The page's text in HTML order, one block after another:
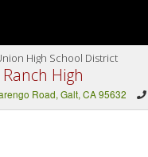
High School District
High
Road, Galt, CA 95632